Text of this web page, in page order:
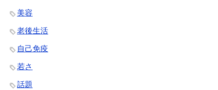
美容
老後生活
自己免疫
若さ
話題